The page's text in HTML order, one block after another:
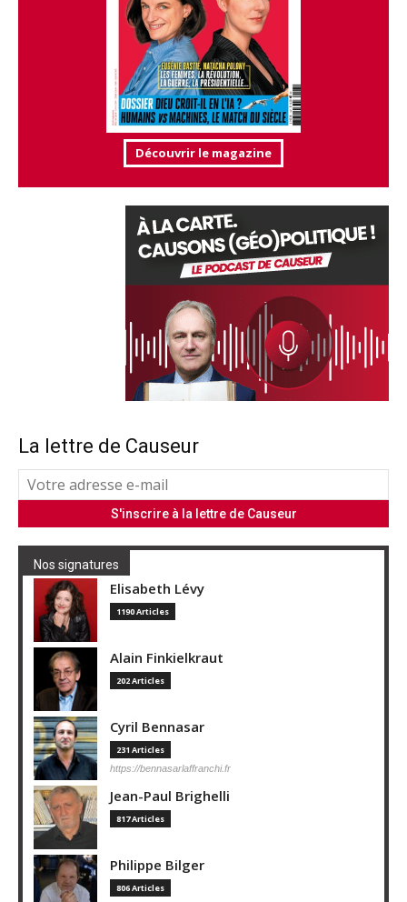
Découvrir le magazine
La lettre de Causeur
Nos signatures
Elisabeth Lévy
1190 Articles
Alain Finkielkraut
202 Articles
Cyril Bennasar
231 Articles
https://bennasarlaffranchi.fr
Jean-Paul Brighelli
817 Articles
Philippe Bilger
806 Articles